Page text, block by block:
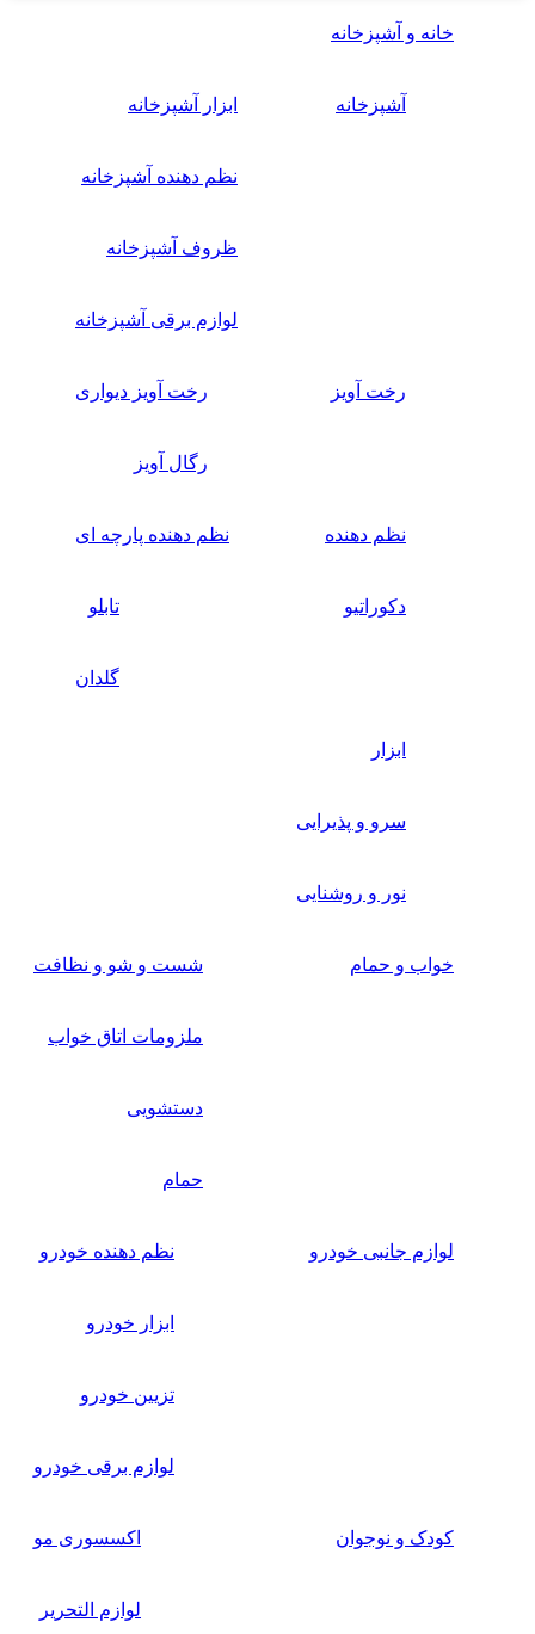
خانه و آشپزخانه
آشپزخانه ابزار آشپزخانه
نظم دهنده آشپزخانه
ظروف آشپزخانه
لوازم برقی آشپزخانه
رخت آویز رخت آویز دیواری
رگال آویز
نظم دهنده نظم دهنده پارچه ای
دکوراتیو تابلو
گلدان
ابزار
سرو و پذیرایی
نور و روشنایی
خواب و حمام شست و شو و نظافت
ملزومات اتاق خواب
دستشویی
حمام
لوازم جانبی خودرو نظم دهنده خودرو
ابزار خودرو
تزیین خودرو
لوازم برقی خودرو
کودک و نوجوان اکسسوری مو
لوازم التحریر